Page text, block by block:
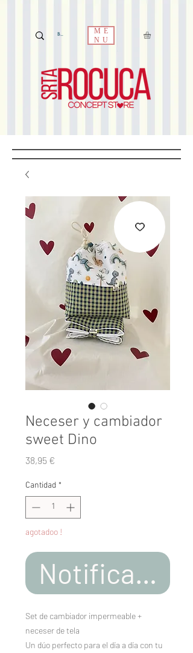
ME
NU
Neceser y cambiador
sweet Dino
38,95 €
Cantidad *
agotadoo !
Notificar al
Set de cambiador impermeable +
neceser de tela
Un dúo perfecto para el día a día con tu